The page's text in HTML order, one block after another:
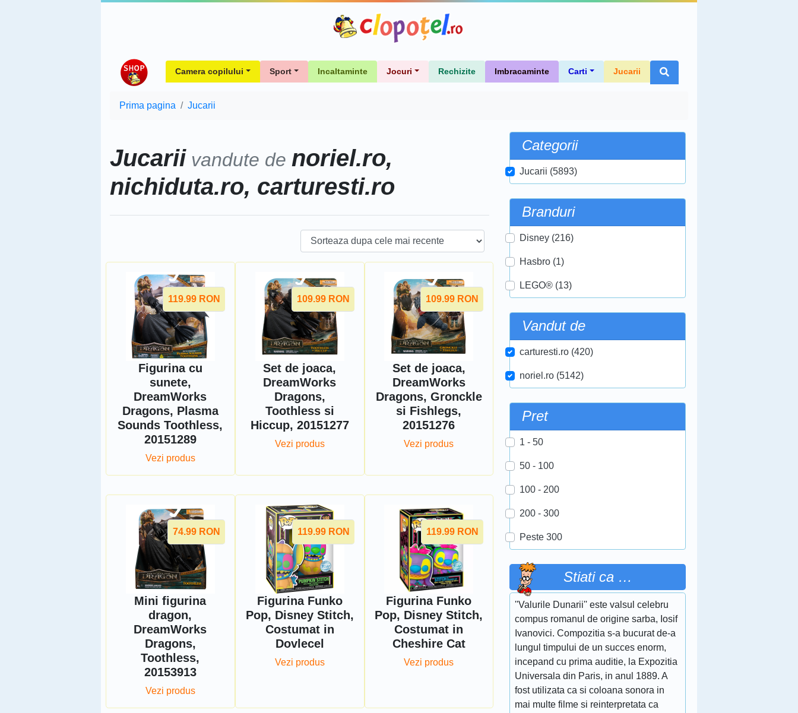
Camera copilului Sport Incaltaminte Jocuri Rechizite Imbracaminte Carti Jucarii
Prima pagina Jucarii
Jucarii vandute de noriel.ro,
nichiduta.ro, carturesti.ro
119.99 RON
Figurina cu
sunete,
DreamWorks
Dragons, Plasma
Sounds Toothless,
20151289
Vezi produs
109.99 RON
Set de joaca,
DreamWorks
Dragons,
Toothless si
Hiccup, 20151277
Vezi produs
109.99 RON
Set de joaca,
DreamWorks
Dragons, Gronckle
si Fishlegs,
20151276
Vezi produs
74.99 RON
Mini figurina
dragon,
DreamWorks
Dragons,
Toothless,
20153913
Vezi produs
119.99 RON
Figurina Funko
Pop, Disney Stitch,
Costumat in
Dovlecel
Vezi produs
119.99 RON
Figurina Funko
Pop, Disney Stitch,
Costumat in
Cheshire Cat
Vezi produs
Categorii
Jucarii (5893)
Branduri
Disney (216)
Hasbro (1)
LEGO® (13)
Vandut de
carturesti.ro (420)
noriel.ro (5142)
Pret
1 - 50
50 - 100
100 - 200
200 - 300
Peste 300
Stiati ca …
''Valurile Dunarii'' este valsul celebru
compus romanul de origine sarba, Iosif
Ivanovici. Compozitia s-a bucurat de-a
lungul timpului de un succes enorm,
incepand cu prima auditie, la Expozitia
Universala din Paris, in anul 1889. A
fost utilizata ca si coloana sonora in
mai multe filme si reinterpretata ca